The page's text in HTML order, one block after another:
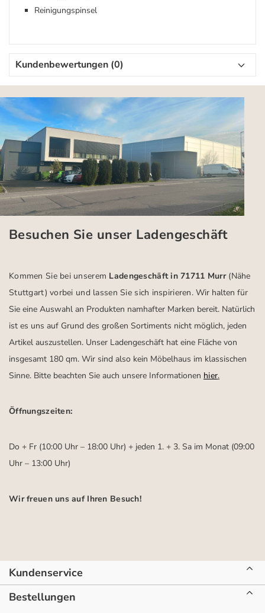
Reinigungspinsel
Kundenbewertungen (0)
Besuchen Sie unser Ladengeschäft
Kommen Sie bei unserem Ladengeschäft in 71711 Murr (Nähe
Stuttgart) vorbei und lassen Sie sich inspirieren.Wir halten für
Sie eine Auswahl an Produkten namhafter Marken bereit. Natürlich
ist es uns auf Grund des großen Sortiments nicht möglich, jeden
Artikel auszustellen. Unser Ladengeschäft hat eine Fläche von
insgesamt 180 qm. Wir sind also kein Möbelhaus im klassischen
Sinne. Bitte beachten Sie auch unsere Informationen hier.
Öffnungszeiten:
Do + Fr (10:00 Uhr – 18:00 Uhr) + jeden 1. + 3. Sa im Monat (09:00
Uhr – 13:00 Uhr)
Wir freuen uns auf Ihren Besuch!
Kundenservice
Bestellungen